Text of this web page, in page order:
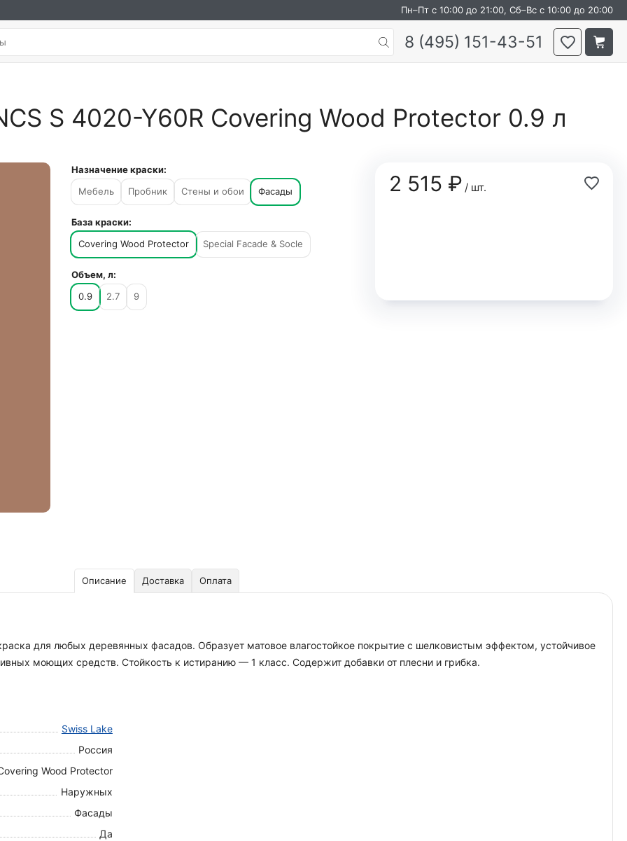
Пн–Пт с 10:00 до 21:00, Сб–Вс с 10:00 до 20:00
8 (495) 151-43-51
S 4020-Y60R Covering Wood Protector 0.9 л
2 515 ₽/ шт.
Назначение краски:
Мебель
Пробник Стены и обои Фасады
База краски:
Covering Wood Protector
Special Facade & Socle
Объем, л:
0.9
2.7 9
Описание Доставка Оплата
для любых деревянных фасадов. Образует матовое влагостойкое покрытие с шелковистым эффектом, устойчивое
моющих средств. Стойкость к истиранию — 1 класс. Содержит добавки от плесни и грибка.
Swiss Lake
Россия
Wood Protector
Наружных
Фасады
Да